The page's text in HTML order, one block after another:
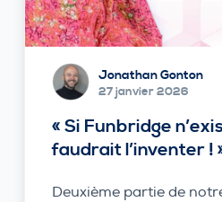
Jonathan Gonton
27 janvier 2026
« Si Funbridge
faudrait l’inventer !
Deuxième partie de